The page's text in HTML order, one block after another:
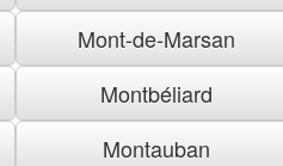
Mont-de-Marsan
Montbéliard
Montauban